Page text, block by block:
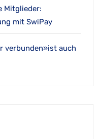
Mitglieder:
mit SwiPay
verbunden»ist auch